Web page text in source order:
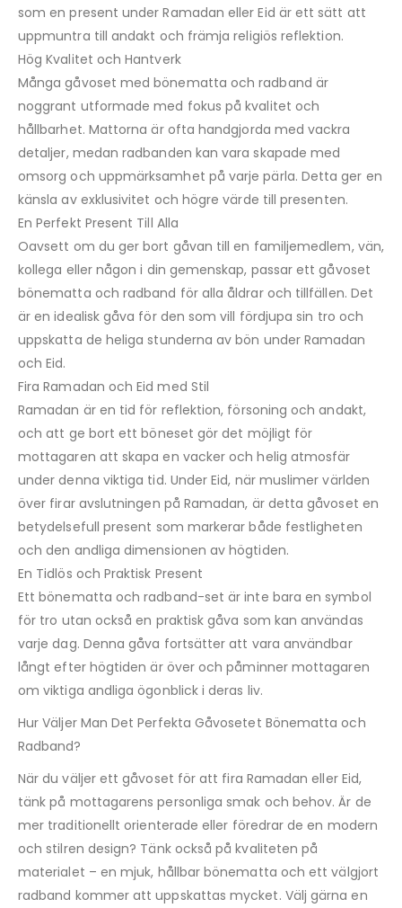
som en present under Ramadan eller Eid är ett sätt att
uppmuntra till andakt och främja religiös reflektion.
Hög Kvalitet och Hantverk
Många gåvoset med bönematta och radband är
noggrant utformade med fokus på kvalitet och
hållbarhet. Mattorna är ofta handgjorda med vackra
detaljer, medan radbanden kan vara skapade med
omsorg och uppmärksamhet på varje pärla. Detta ger en
känsla av exklusivitet och högre värde till presenten.
En Perfekt Present Till Alla
Oavsett om du ger bort gåvan till en familjemedlem, vän,
kollega eller någon i din gemenskap, passar ett gåvoset
bönematta och radband för alla åldrar och tillfällen. Det
är en idealisk gåva för den som vill fördjupa sin tro och
uppskatta de heliga stunderna av bön under Ramadan
och Eid.
Fira Ramadan och Eid med Stil
Ramadan är en tid för reflektion, försoning och andakt,
och att ge bort ett böneset gör det möjligt för
mottagaren att skapa en vacker och helig atmosfär
under denna viktiga tid. Under Eid, när muslimer världen
över firar avslutningen på Ramadan, är detta gåvoset en
betydelsefull present som markerar både festligheten
och den andliga dimensionen av högtiden.
En Tidlös och Praktisk Present
Ett bönematta och radband-set är inte bara en symbol
för tro utan också en praktisk gåva som kan användas
varje dag. Denna gåva fortsätter att vara användbar
långt efter högtiden är över och påminner mottagaren
om viktiga andliga ögonblick i deras liv.
Hur Väljer Man Det Perfekta Gåvosetet Bönematta och
Radband?
När du väljer ett gåvoset för att fira Ramadan eller Eid,
tänk på mottagarens personliga smak och behov. Är de
mer traditionellt orienterade eller föredrar de en modern
och stilren design? Tänk också på kvaliteten på
materialet – en mjuk, hållbar bönematta och ett välgjort
radband kommer att uppskattas mycket. Välj gärna en